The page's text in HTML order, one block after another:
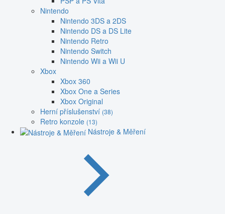
Nintendo
Nintendo 3DS a 2DS
Nintendo DS a DS Lite
Nintendo Retro
Nintendo Switch
Nintendo Wii a Wii U
Xbox
Xbox 360
Xbox One a Series
Xbox Original
Herní příslušenství (38)
Retro konzole (13)
Nástroje & Měření